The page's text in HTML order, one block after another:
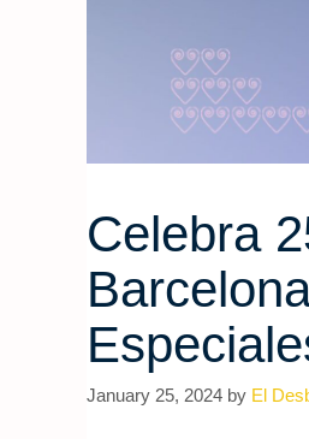
Celebra
January 25, 2024 by El